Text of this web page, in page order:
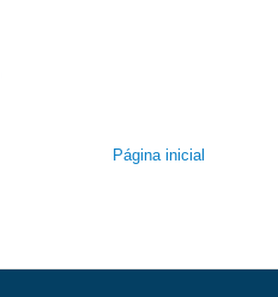
Página inicial